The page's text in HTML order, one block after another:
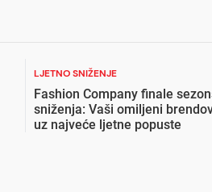
LJETNO SNIŽENJE
Fashion Company finale
sniženja: Vaši omiljeni
uz najveće ljetne popuste